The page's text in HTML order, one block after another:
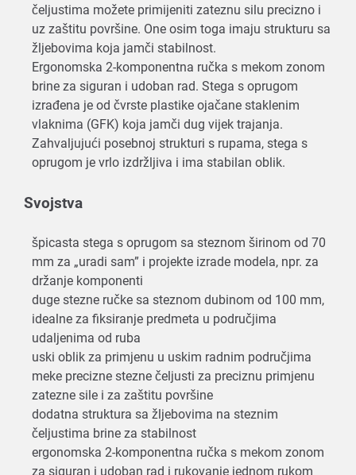
čeljustima možete primijeniti zateznu silu precizno i
uz zaštitu površine. One osim toga imaju strukturu sa
žljebovima koja jamči stabilnost.
Ergonomska 2-komponentna ručka s mekom zonom
brine za siguran i udoban rad. Stega s oprugom
izrađena je od čvrste plastike ojačane staklenim
vlaknima (GFK) koja jamči dug vijek trajanja.
Zahvaljujući posebnoj strukturi s rupama, stega s
oprugom je vrlo izdržljiva i ima stabilan oblik.
Svojstva
špicasta stega s oprugom sa steznom širinom od 70
mm za „uradi sam” i projekte izrade modela, npr. za
držanje komponenti
duge stezne ručke sa steznom dubinom od 100 mm,
idealne za fiksiranje predmeta u područjima
udaljenima od ruba
uski oblik za primjenu u uskim radnim područjima
meke precizne stezne čeljusti za preciznu primjenu
zatezne sile i za zaštitu površine
dodatna struktura sa žljebovima na steznim
čeljustima brine za stabilnost
ergonomska 2-komponentna ručka s mekom zonom
za siguran i udoban rad i rukovanje jednom rukom